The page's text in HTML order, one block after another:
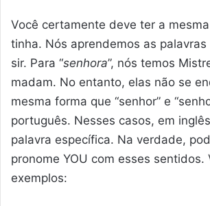
Você certamente deve ter a
tinha. Nós aprendemos as
sir. Para “senhora”, nós temos
madam. No entanto, elas não se
mesma forma que “senhor” e
português. Nesses casos, em
palavra específica. Na verdade,
pronome YOU com esses sentidos.
exemplos: